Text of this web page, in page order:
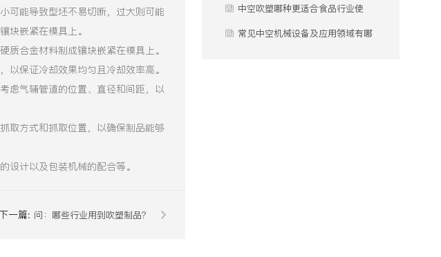
可能导致型坯不易切断，过大则可能
块嵌紧在模具上。
合金材料制成镶块嵌紧在模具上。
保证冷却效果均匀且冷却效率高。
虑气辅管道的位置、直径和间距，以
取方式和抓取位置，以确保制品能够
设计以及包装机械的配合等。
一篇: 问：哪些行业用到吹塑制品？
质，实际使用该怎么选？有什么核
心差异？
合使用？
中空吹塑哪种更适合食品行业使
用？
常见中空机械设备及应用领域有哪